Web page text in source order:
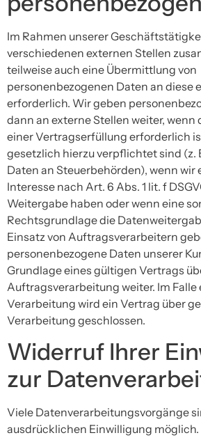
Im Rahmen unserer
verschiedenen externen Stellen
teilweise auch eine Übermittlung von
personenbezogenen Daten an diese
erforderlich. Wir geben
dann an externe Stellen weiter, wenn
einer Vertragserfüllung erforderlich
gesetzlich hierzu verpflichtet sind (z.
Daten an Steuerbehörden), wenn wir
Interesse nach Art. 6 Abs. 1 lit. f
Weitergabe haben oder wenn eine
Rechtsgrundlage die
Einsatz von Auftragsverarbeitern
personenbezogene Daten unserer
Grundlage eines gültigen Vertrags
Auftragsverarbeitung weiter. Im
Verarbeitung wird ein Vertrag über
Verarbeitung geschlossen.
Widerruf Ihrer
zur
Viele Datenverarbeitungsvorgänge
ausdrücklichen Einwilligung möglich.